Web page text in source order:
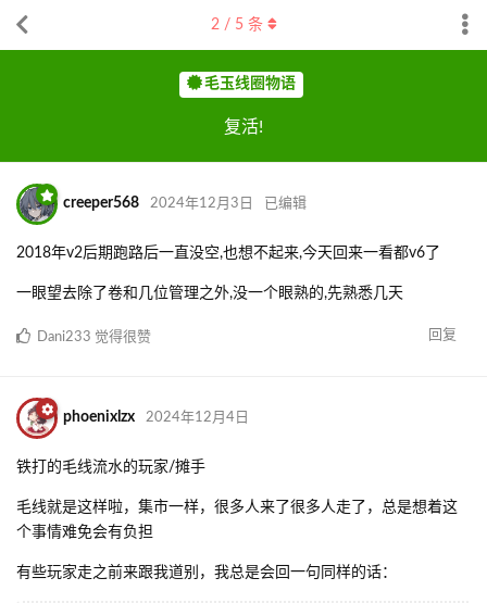
毛玉线圈物语
复活!
2/ 5条
creeper568 2024年12月3日 已编辑
2018年v2后期跑路后一直没空,也想不起来,今天回来一看都v6了
一眼望去除了卷和几位管理之外,没一个眼熟的,先熟悉几天
回复
Dani233 觉得很赞
phoenixlzx 2024年12月4日
铁打的毛线流水的玩家/摊手
毛线就是这样啦，集市一样，很多人来了很多人走了，总是想着这
个事情难免会有负担
有些玩家走之前来跟我道别，我总是会回一句同样的话：